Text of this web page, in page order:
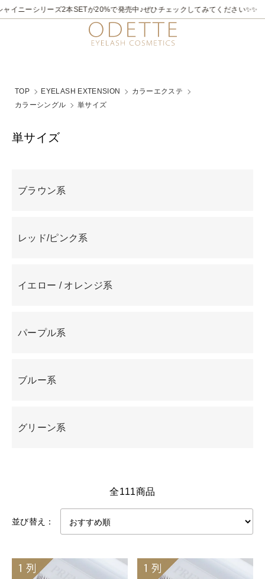
2026/7/21～8/31✨✨煌めく夏。ラメライナーキャンペーン♪ 夏季限定でビ
TOP EYELASH EXTENSION
カラーエクステ
カラーシングル
単サイズ
単サイズ
ブラウン系
レッド/ピンク系
イエロー / オレンジ系
パープル系
ブルー系
グリーン系
全111商品
並び替え：